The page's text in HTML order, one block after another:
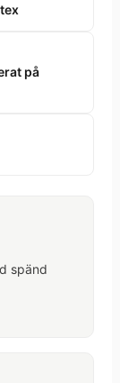
på
spänd